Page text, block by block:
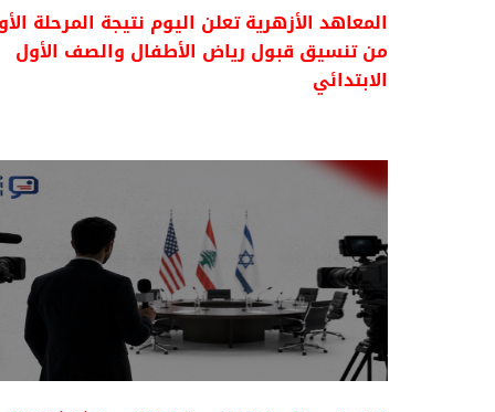
المعاهد الأزهرية تعلن اليوم نتيجة المرحلة
من تنسيق قبول رياض الأطفال والصف الأول
الابتدائي